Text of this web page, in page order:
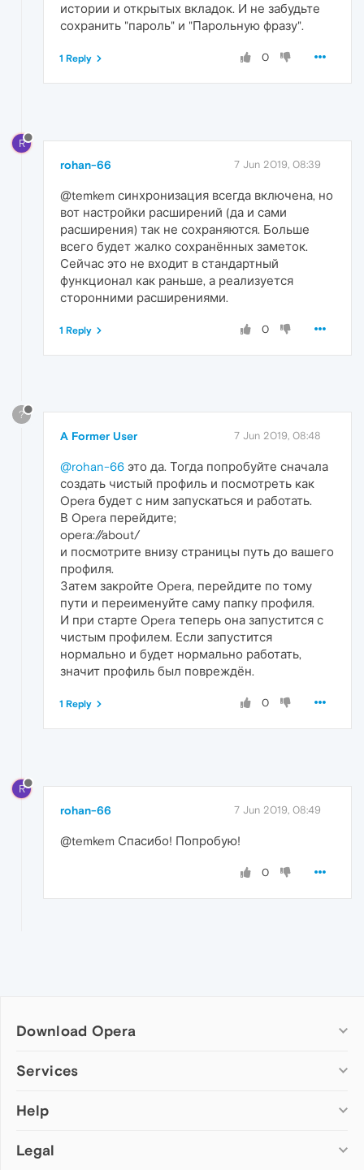
истории и открытых вкладок. И не забудьте
сохранить "пароль" и "Парольную фразу".
0
1 Reply
R
rohan-66 7 Jun 2019, 08:39
@temkem синхронизация всегда включена, но
вот настройки расширений (да и сами
расширения) так не сохраняются. Больше
всего будет жалко сохранённых заметок.
Сейчас это не входит в стандартный
функционал как раньше, а реализуется
сторонними расширениями.
0
1 Reply
?
A Former User 7 Jun 2019, 08:48
@rohan-66 это да. Тогда попробуйте сначала
создать чистый профиль и посмотреть как
Opera будет с ним запускаться и работать.
В Opera перейдите;
opera://about/
и посмотрите внизу страницы путь до вашего
профиля.
Затем закройте Opera, перейдите по тому
пути и переименуйте саму папку профиля.
И при старте Opera теперь она запустится с
чистым профилем. Если запустится
нормально и будет нормально работать,
значит профиль был повреждён.
0
1 Reply
R
rohan-66 7 Jun 2019, 08:49
@temkem Спасибо! Попробую!
0
Download Opera
Computer browsers
Opera for Mac
Opera beta version
Services
Add-ons
Wallpapers
Help
Help & support
Legal